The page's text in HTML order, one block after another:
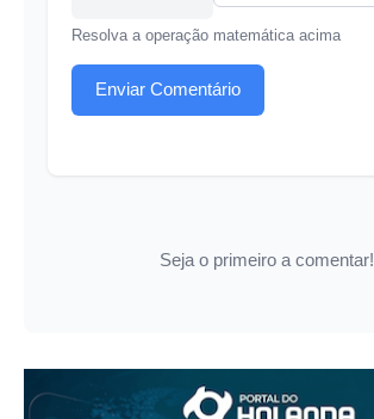
Resolva a operação matemática acima
Enviar Comentário
Seja o primeiro a comentar!